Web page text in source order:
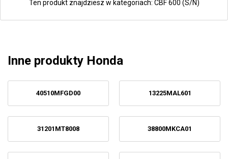
Ten produkt znajdziesz w kategoriach: CBF 600 (S/N)
Inne produkty Honda
40510MFGD00 13225MAL601
31201MT8008 38800MKCA01